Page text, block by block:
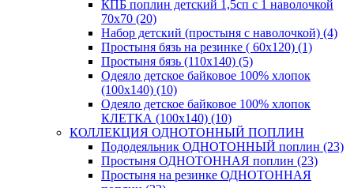
КПБ поплин детский 1,5сп с 1 наволочкой
70х70 (20)
Набор детский (простыня с наволочкой) (4)
Простыня бязь на резинке ( 60х120) (1)
Простыня бязь (110х140) (5)
Одеяло детское байковое 100% хлопок
(100х140) (10)
Одеяло детское байковое 100% хлопок
КЛЕТКА (100х140) (10)
КОЛЛЕКЦИЯ ОДНОТОННЫЙ ПОПЛИН
Пододеяльник ОДНОТОННЫЙ поплин (23)
Простыня ОДНОТОННАЯ поплин (23)
Простыня на резинке ОДНОТОННАЯ